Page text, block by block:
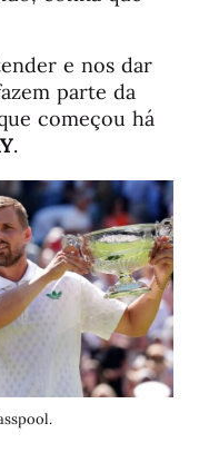
e nos dar
parte da
começou há
.